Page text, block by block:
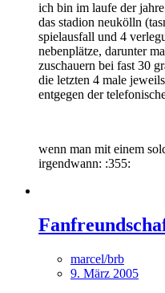
ich bin im laufe der
das stadion neukölln
spielausfall und 4
nebenplätze, darunter
zuschauern bei fast 30
die letzten 4 male
entgegen der
wenn man mit einem
irgendwann: :355:
marcel/brb
9. März 2005